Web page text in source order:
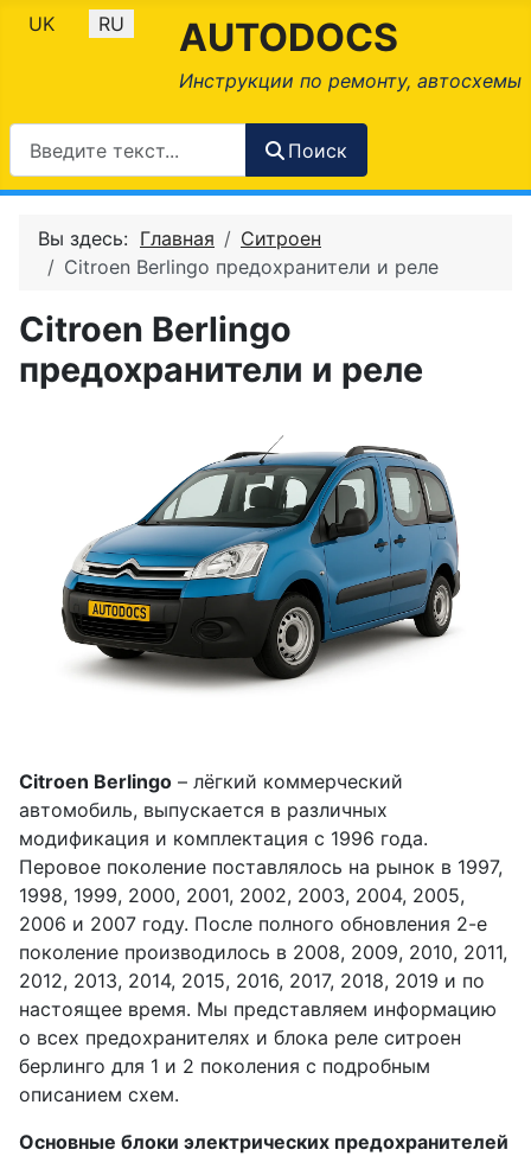
Выберите язык
UK RU AUTODOCS
Инструкции по ремонту, автосхемы
Поиск
Вы здесь: Главная
Ситроен
Citroеn Berlingo предохранители и реле
Citroеn Berlingo
предохранители и реле
Citroеn Berlingo – лёгкий коммерческий
автомобиль, выпускается в различных
модификация и комплектация с 1996 года.
Перовое поколение поставлялось на рынок в 1997,
1998, 1999, 2000, 2001, 2002, 2003, 2004, 2005,
2006 и 2007 году. После полного обновления 2-е
поколение производилось в 2008, 2009, 2010, 2011,
2012, 2013, 2014, 2015, 2016, 2017, 2018, 2019 и по
настоящее время. Мы представляем информацию
о всех предохранителях и блока реле ситроен
берлинго для 1 и 2 поколения с подробным
описанием схем.
Основные блоки электрических предохранителей